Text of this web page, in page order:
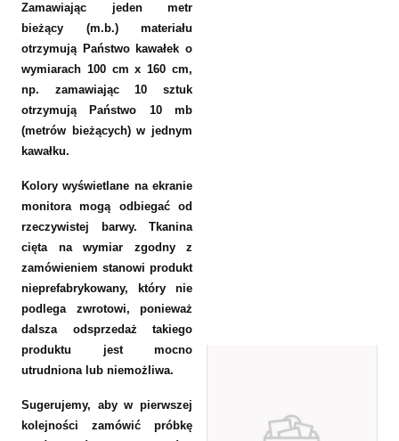
Zamawiając jeden metr
bieżący (m.b.) materiału
otrzymują Państwo kawałek o
wymiarach 100 cm x 160 cm,
np. zamawiając 10 sztuk
otrzymują Państwo 10 mb
(metrów bieżących) w jednym
kawałku.
Kolory wyświetlane na ekranie
monitora mogą odbiegać od
rzeczywistej barwy. Tkanina
cięta na wymiar zgodny z
zamówieniem stanowi produkt
nieprefabrykowany, który nie
podlega zwrotowi, ponieważ
dalsza odsprzedaż takiego
produktu jest mocno
utrudniona lub niemożliwa.
Sugerujemy, aby w pierwszej
kolejności zamówić próbkę